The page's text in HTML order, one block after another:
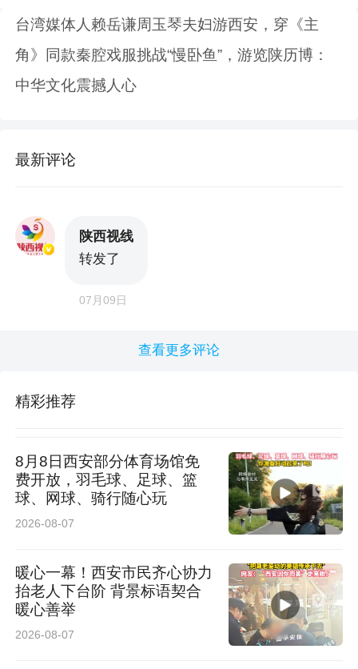
台湾媒体人赖岳谦周玉琴夫妇游西安，穿《主
角》同款秦腔戏服挑战“慢卧鱼”，游览陕历博：
中华文化震撼人心
最新评论
陕西视线
转发了
07月09日
查看更多评论
精彩推荐
8月8日西安部分体育场馆免
费开放，羽毛球、足球、篮
球、网球、骑行随心玩
2026-08-07
暖心一幕！西安市民齐心协力
抬老人下台阶 背景标语契合
暖心善举
2026-08-07